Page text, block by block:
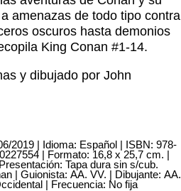
amenazas de todo tipo contra
oscuros hasta demonios
King Conan #1-14.
y dibujado por John
2019 | Idioma: Español | ISBN: 978-
| Formato: 16,8 x 25,7 cm. |
Tapa dura sin s/cub.
| Guionista: AA. VV. | Dibujante: AA.
| Frecuencia: No fija